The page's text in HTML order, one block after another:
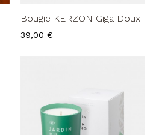
Bougie KERZON Giga Doux
Prix
39,00 €